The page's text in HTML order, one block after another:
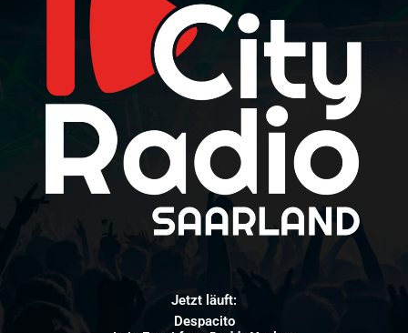
Jetzt läuft:
Despacito